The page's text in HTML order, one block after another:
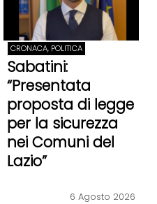
CRONACA, POLITICA
Sabatini:
“Presentata
proposta di legge
per la sicurezza
nei Comuni del
Lazio”
6 Agosto 2026